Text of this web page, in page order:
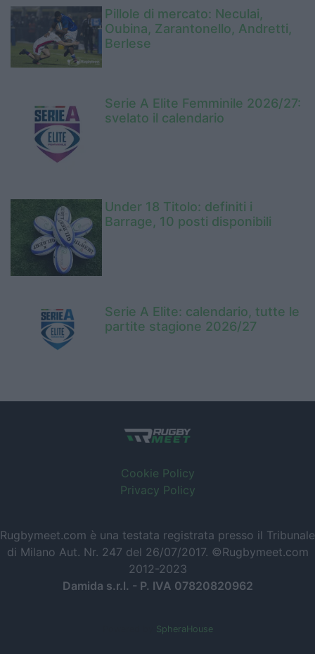
Pillole di mercato: Neculai,
Oubina, Zarantonello, Andretti,
Berlese
Serie A Elite Femminile 2026/27:
svelato il calendario
Under 18 Titolo: definiti i
Barrage, 10 posti disponibili
Serie A Elite: calendario, tutte le
partite stagione 2026/27
Cookie Policy
Privacy Policy
Rugbymeet.com è una testata registrata presso il Tribunale
di Milano Aut. Nr. 247 del 26/07/2017. ©Rugbymeet.com
2012-2023
Damida s.r.l. - P. IVA 07820820962
SpheraHouse